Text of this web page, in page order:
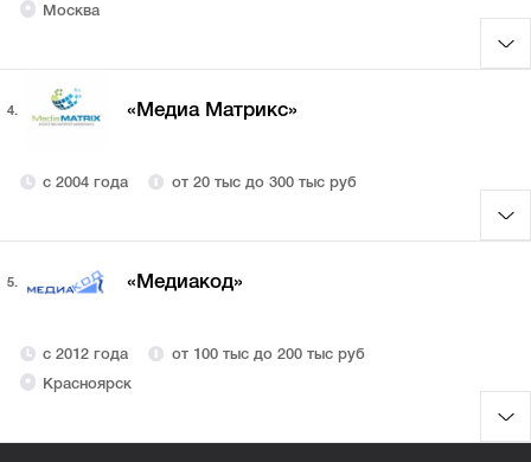
Москва
4. «Медиа Матрикс»
с 2004 года от 20 тыс до 300 тыс руб
5. «Медиакод»
с 2012 года
от 100 тыс до 200 тыс руб
Красноярск